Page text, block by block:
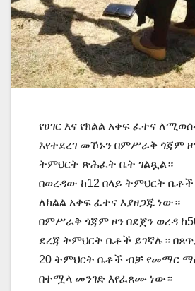
የሀገር እና የክልል አቀፍ ፈተና
እየተደረገ መኾኑን በምሥራቅ ጎጃም
ትምህርት ጽሕፈት ቤት ገልጿል።
በወረዳው ከ12 በላይ ትምህርት
ለክልል አቀፍ ፈተና እያዘጋጁ ነው።
በምሥራቅ ጎጃም ዞን በደጀን ወረዳ
ደረጃ ትምህርት ቤቶች ይገኛሉ።
20 ትምህርት ቤቶች ብቻ የመማር
በተሟላ መንገድ እየፈጸሙ ነው።